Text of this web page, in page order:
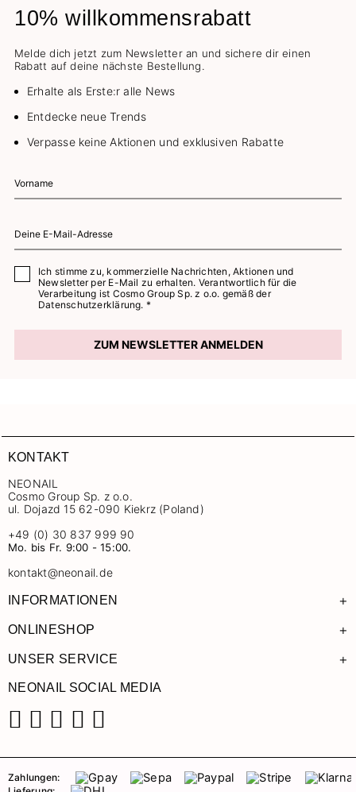
10% willkommensrabatt
Melde dich jetzt zum Newsletter an und sichere dir einen
Rabatt auf deine nächste Bestellung.
Erhalte als Erste:r alle News
Entdecke neue Trends
Verpasse keine Aktionen und exklusiven Rabatte
Ich stimme zu, kommerzielle Nachrichten, Aktionen und
Newsletter per E-Mail zu erhalten. Verantwortlich für die
Verarbeitung ist Cosmo Group Sp. z o.o. gemäß der
Datenschutzerklärung. *
ZUM NEWSLETTER ANMELDEN
KONTAKT
NEONAIL
Cosmo Group Sp. z o.o.
ul. Dojazd 15 62-090 Kiekrz (Poland)
+49 (0) 30 837 999 90
Mo. bis Fr. 9:00 - 15:00.
kontakt@neonail.de
INFORMATIONEN +
ONLINESHOP +
UNSER SERVICE +
NEONAIL SOCIAL MEDIA
Zahlungen: